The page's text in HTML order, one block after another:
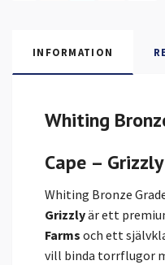
INFORMATION
Whiting
Cape – Grizzly
Whiting Bronze
Grizzlyär ett
Farms och ett
vill binda torrflugor